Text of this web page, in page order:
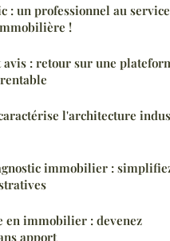
: un professionnel au
!
: retour sur une
l'architecture
immobilier :
en immobilier : devenez
apport